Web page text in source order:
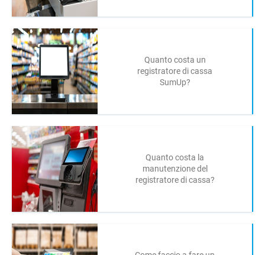
Quanto costa un
registratore di cassa
SumUp?
Quanto costa la
manutenzione del
registratore di cassa?